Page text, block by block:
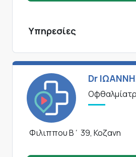
Υπηρεσίες
Dr
Φιλιππου Β΄ 39, Κοζανη